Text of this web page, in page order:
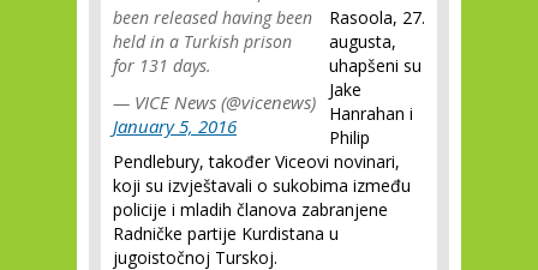
been released having been
held in a Turkish prison
for 131 days.
— VICE News (@vicenews)
January 5, 2016
Rasoola, 27.
augusta,
uhapšeni su
Jake
Hanrahan i
Philip
Pendlebury, također Viceovi novinari,
koji su izvještavali o sukobima između
policije i mladih članova zabranjene
Radničke partije Kurdistana u
jugoistočnoj Turskoj.